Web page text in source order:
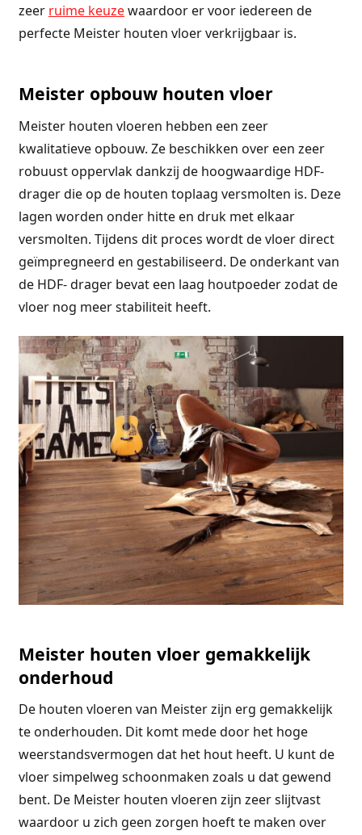
zeer ruime keuzewaardoor er voor iedereen de
perfecte Meister houten vloer verkrijgbaar is.
Meister opbouw houten vloer
Meister houten vloeren hebben een zeer
kwalitatieve opbouw. Ze beschikken over een zeer
robuust oppervlak dankzij de hoogwaardige HDF-
drager die op de houten toplaag versmolten is. Deze
lagen worden onder hitte en druk met elkaar
versmolten. Tijdens dit proces wordt de vloer direct
geïmpregneerd en gestabiliseerd. De onderkant van
de HDF- drager bevat een laag houtpoeder zodat de
vloer nog meer stabiliteit heeft.
Meister houten vloer gemakkelijk
onderhoud
De houten vloeren van Meister zijn erg gemakkelijk
te onderhouden. Dit komt mede door het hoge
weerstandsvermogen dat het hout heeft. U kunt de
vloer simpelweg schoonmaken zoals u dat gewend
bent. De Meister houten vloeren zijn zeer slijtvast
waardoor u zich geen zorgen hoeft te maken over